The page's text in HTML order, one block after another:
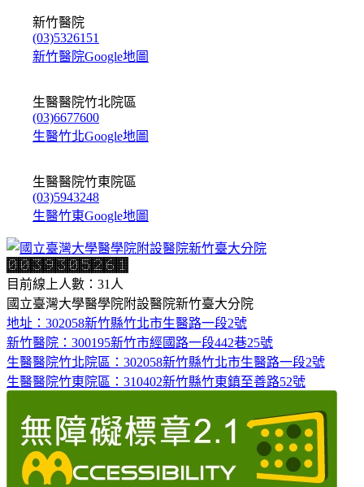
新竹醫院
(03)5326151
新竹醫院Google地圖
生醫醫院竹北院區
(03)6677600
生醫竹北Google地圖
生醫醫院竹東院區
(03)5943248
生醫竹東Google地圖
目前線上人數：31人
國立臺灣大學醫學院附設醫院新竹臺大分院
地址：302058新竹縣竹北市生醫路一段2號
新竹醫院：300195新竹市經國路一段442巷25號
生醫醫院竹北院區：302058新竹縣竹北市生醫路一段2號
生醫醫院竹東院區：310402新竹縣竹東鎮至善路52號